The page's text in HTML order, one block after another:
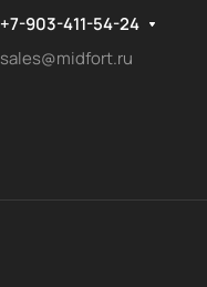
+7-903-411-54-24
sales@midfort.ru